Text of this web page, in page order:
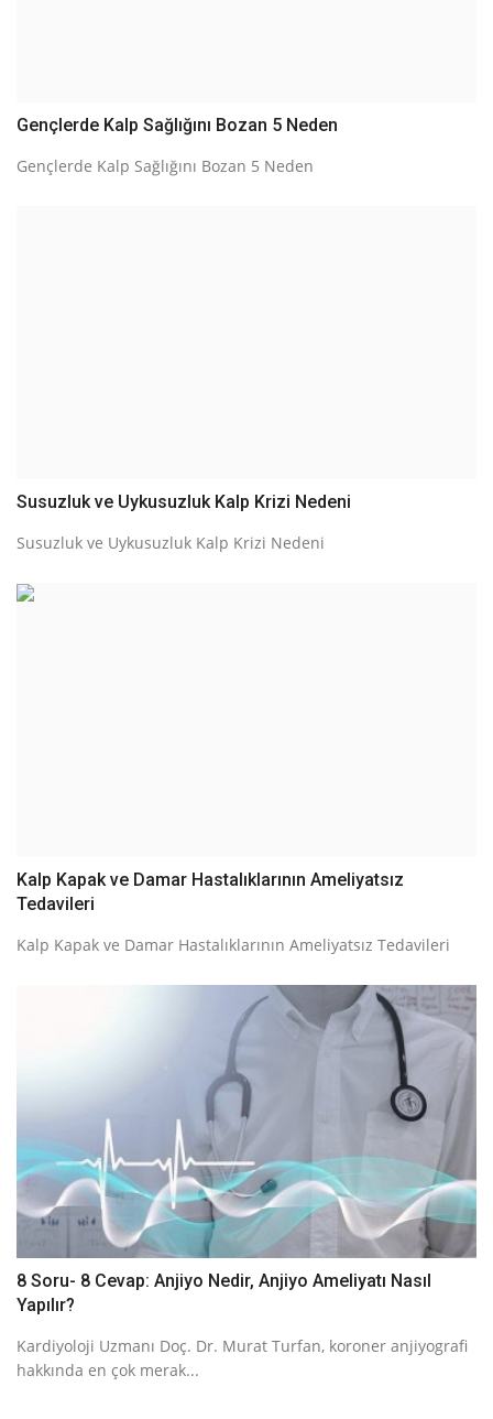
Gençlerde Kalp Sağlığını Bozan 5 Neden
Gençlerde Kalp Sağlığını Bozan 5 Neden
Susuzluk ve Uykusuzluk Kalp Krizi Nedeni
Susuzluk ve Uykusuzluk Kalp Krizi Nedeni
Kalp Kapak ve Damar Hastalıklarının Ameliyatsız
Tedavileri
Kalp Kapak ve Damar Hastalıklarının Ameliyatsız Tedavileri
8 Soru- 8 Cevap: Anjiyo Nedir, Anjiyo Ameliyatı Nasıl
Yapılır?
Kardiyoloji Uzmanı Doç. Dr. Murat Turfan, koroner anjiyografi
hakkında en çok merak...